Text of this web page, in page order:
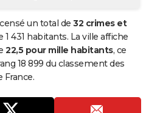
un total de 32 crimes et
431 habitants. La ville affiche
22,5 pour mille habitants, ce
18 899 du classement des
France.